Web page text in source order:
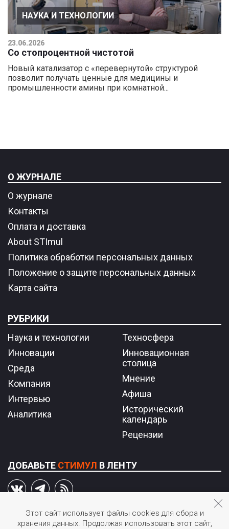
НАУКА И ТЕХНОЛОГИИ
23.06.2026
Со стопроцентной чистотой
Новый катализатор с «перевернутой» структурой
позволит получать ценные для медицины и
промышленности амины при комнатной...
О ЖУРНАЛЕ
О журнале
Контакты
Оплата и доставка
About STImul
Политика обработки персональных данных
Положение о защите персональных данных
Карта сайта
РУБРИКИ
Наука и технологии
Инновации
Среда
Компания
Интервью
Аналитика
Техносфера
Инновационная
столица
Мнение
Афиша
Исторический
календарь
Рецензии
ДОБАВЬТЕ СТИМУЛ В ЛЕНТУ
© 2026 STIмул.
Этот сайт использует файлы cookies для сбора и
хранения данных. Продолжая использовать этот сайт,